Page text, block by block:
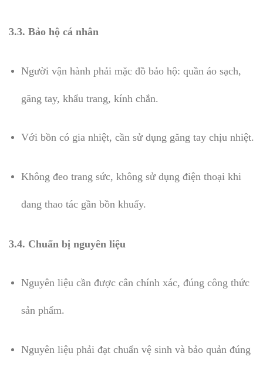
3.3. Bảo hộ cá nhân
Người vận hành phải mặc đồ bảo hộ: quần áo sạch,
găng tay, khẩu trang, kính chắn.
Với bồn có gia nhiệt, cần sử dụng găng tay chịu nhiệt.
Không đeo trang sức, không sử dụng điện thoại khi
đang thao tác gần bồn khuấy.
3.4. Chuẩn bị nguyên liệu
Nguyên liệu cần được cân chính xác, đúng công thức
sản phẩm.
Nguyên liệu phải đạt chuẩn vệ sinh và bảo quản đúng